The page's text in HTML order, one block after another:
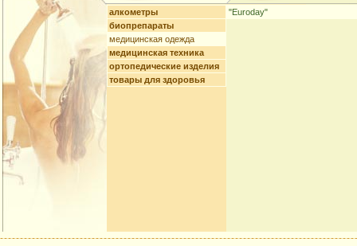
алкометры
биопрепараты
медицинская одежда
медицинская техника
ортопедические изделия
товары для здоровья
"Euroday"